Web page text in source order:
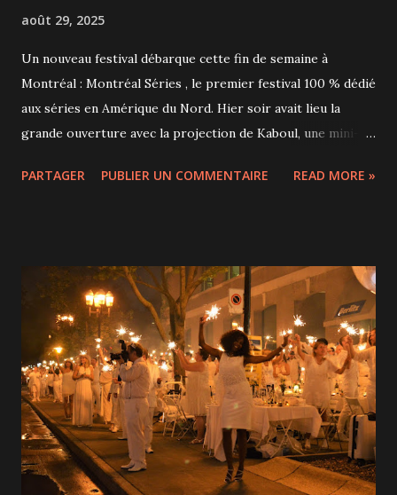
août 29, 2025
Un nouveau festival débarque cette fin de semaine à
Montréal : Montréal Séries , le premier festival 100 % dédié
aux séries en Amérique du Nord. Hier soir avait lieu la
grande ouverture avec la projection de Kaboul, une mini-
afghane en 2021. On y suit civils, diplomates et militaires qui
on voulait tous savoir où on pouvait voir la suite! Une
discussion avec les 2 scénaristes a également permis d'en
apprendre plus sur l'écriture et le tournage de cette série
internationale. Le festival se poursuit jusqu’au 1er
septembre et il y en a pour tous les goûts. Au programme,
plusieurs séries d’ici et d’ailleurs, comme La Rebelle sur la
vie de George Sand, The Detectives sur l'affaire du
cannibale Luka Rocco Magnotta, Doubt sur un profiler
crimin...
PARTAGER PUBLIER UN COMMENTAIRE READ MORE »